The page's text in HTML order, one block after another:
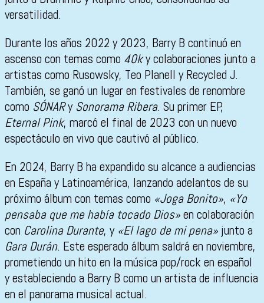
versatilidad.
Durante los años 2022 y 2023, Barry B continuó en
ascenso con temas como 40ky colaboraciones junto a
artistas como Rusowsky, Teo Planell y Recycled J.
También, se ganó un lugar en festivales de renombre
como SÓNARy Sonorama Ribera. Su primer EP,
Eternal Pink, marcó el final de 2023 con un nuevo
espectáculo en vivo que cautivó al público.
En 2024, Barry B ha expandido su alcance a audiencias
en España y Latinoamérica, lanzando adelantos de su
próximo álbum con temas como «Joga Bonito», «Yo
pensaba que me había tocado Dios»en colaboración
con Carolina Durante, y «El lago de mi pena» junto a
Gara Durán. Este esperado álbum saldrá en noviembre,
prometiendo un hito en la música pop/rock en español
y estableciendo a Barry B como un artista de influencia
en el panorama musical actual.